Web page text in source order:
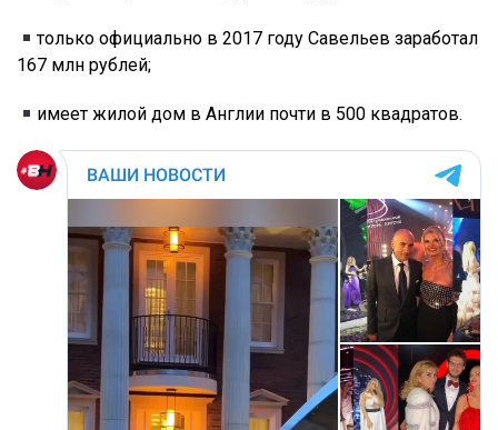
только официально в 2017 году Савельев заработал
167 млн рублей;
имеет жилой дом в Англии почти в 500 квадратов.